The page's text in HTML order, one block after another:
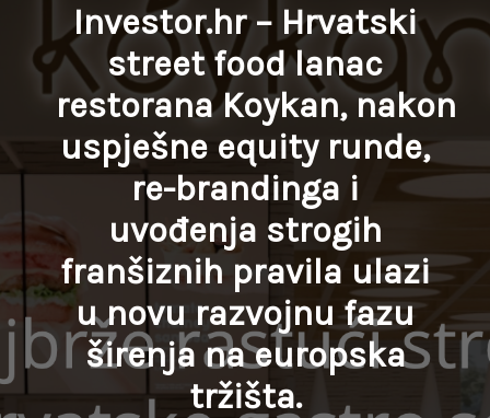
Investor.hr – Hrvatski
street food lanac
restorana Koykan, nakon
uspješne equity runde,
re-brandinga i
uvođenja strogih
franšiznih pravila ulazi
u novu razvojnu fazu
širenja na europska
tržišta.